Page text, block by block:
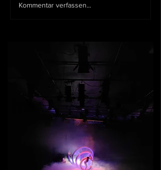
Kommentar verfassen...